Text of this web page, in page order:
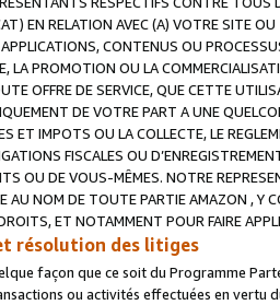
EN RELATION AVEC (A) VOTRE SITE
CONTENUS OU
LA PROMOTION OU LA
OFFRE DE SERVICE, QUE CETTE
DE VOTRE PART A UNE
ET IMPOTS OU LA COLLECTE, LE
FISCALES OU
OU DE VOUS-MÊMES. NOTRE
AU NOM DE TOUTE PARTIE AMAZON , Y
ET NOTAMMENT POUR FAIRE
résolution des litiges
façon que ce soit du Programme
ou activités effectuées en vertu